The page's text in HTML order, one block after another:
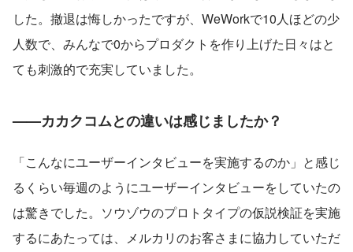
した。撤退は悔しかったですが、WeWorkで10人ほどの少
人数で、みんなで0からプロダクトを作り上げた日々はと
ても刺激的で充実していました。
——カカクコムとの違いは感じましたか？
「こんなにユーザーインタビューを実施するのか」と感じ
るくらい毎週のようにユーザーインタビューをしていたの
は驚きでした。ソウゾウのプロトタイプの仮説検証を実施
するにあたっては、メルカリのお客さまに協力していただ